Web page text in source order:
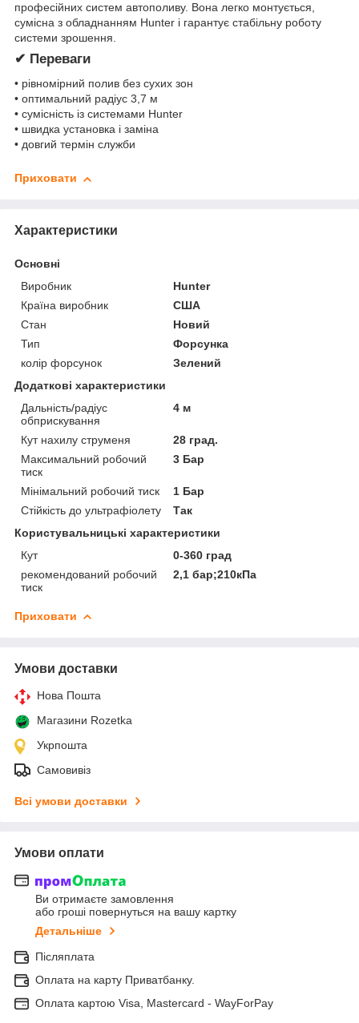
професійних систем автополиву. Вона легко монтується,
сумісна з обладнанням Hunter і гарантує стабільну роботу
системи зрошення.
✔ Переваги
• рівномірний полив без сухих зон
• оптимальний радіус 3,7 м
• сумісність із системами Hunter
• швидка установка і заміна
• довгий термін служби
Приховати
Характеристики
Основні
Виробник
Hunter
Країна виробник
США
Стан
Новий
Тип
Форсунка
колір форсунок
Зелений
Додаткові характеристики
Дальність/радіус
обприскування
4 м
Кут нахилу струменя
28 град.
Максимальний робочий
тиск
3 Бар
Мінімальний робочий тиск
1 Бар
Стійкість до ультрафіолету
Так
Користувальницькі характеристики
Кут
0-360 град
рекомендований робочий
тиск
2,1 бар;210кПа
Приховати
Умови доставки
Нова Пошта
Магазини Rozetka
Укрпошта
Самовивіз
Всі умови доставки
Умови оплати
Ви отримаєте замовлення
або гроші повернуться на вашу картку
Детальніше
Післяплата
Оплата на карту Приватбанку.
Оплата картою Visa, Mastercard - WayForPay